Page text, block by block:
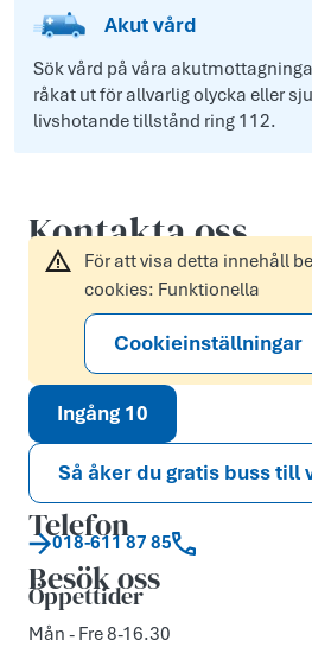
Akut vård
Sök vård på våra
råkat ut för allvarlig olycka eller
livshotande tillstånd ring 112.
Kontakta oss
För att visa detta innehåll
cookies: Funktionella
Cookieinställningar
Ingång 10
Så åker du gratis buss till
Telefon
018-611 87 85
Besök oss
Öppettider
Mån - Fre 8-16.30